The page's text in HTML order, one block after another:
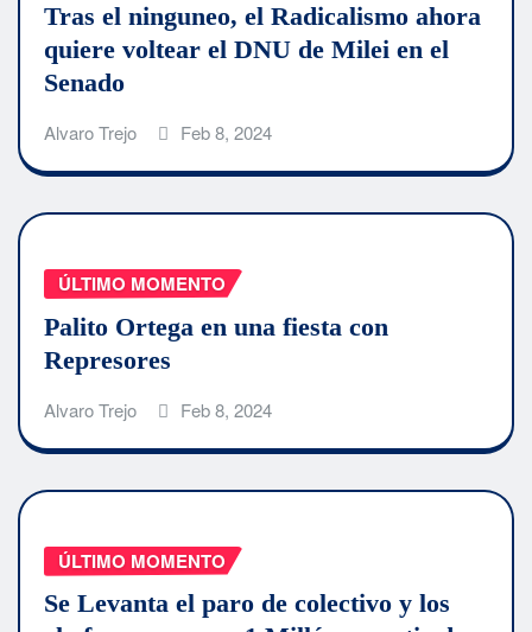
Tras el ninguneo, el Radicalismo ahora
quiere voltear el DNU de Milei en el
Senado
Alvaro Trejo Feb 8, 2024
ÚLTIMO MOMENTO
Palito Ortega en una fiesta con
Represores
Alvaro Trejo Feb 8, 2024
ÚLTIMO MOMENTO
Se Levanta el paro de colectivo y los